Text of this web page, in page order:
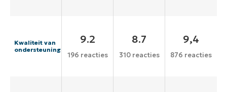
Kwaliteit van
ondersteuning
9.2
196 reacties
8.7
310 reacties
9,4
876 reacties